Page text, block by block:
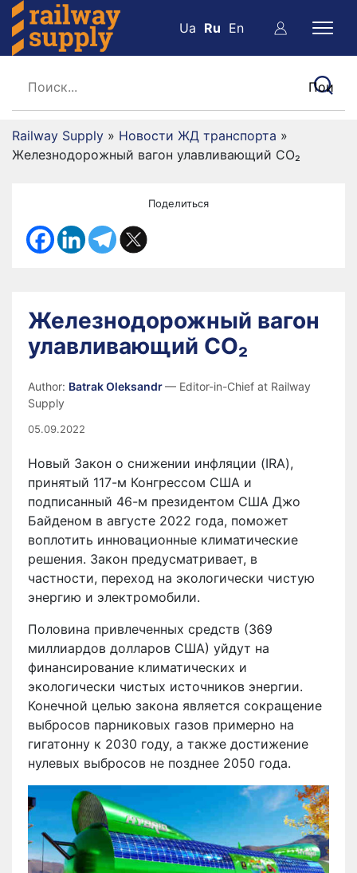
Ua Ru En
Railway Supply » Новости ЖД транспорта »
Железнодорожный вагон улавливающий CO₂
Поделиться
Железнодорожный вагон
улавливающий CO₂
Author: Batrak Oleksandr— Editor-in-Chief at Railway
Supply
05.09.2022
Новый Закон о снижении инфляции (IRA),
принятый 117-м Конгрессом США и
подписанный 46-м президентом США Джо
Байденом в августе 2022 года, поможет
воплотить инновационные климатические
решения. Закон предусматривает, в
частности, переход на экологически чистую
энергию и электромобили.
Половина привлеченных средств (369
миллиардов долларов США) уйдут на
финансирование климатических и
экологически чистых источников энергии.
Конечной целью закона является сокращение
выбросов парниковых газов примерно на
гигатонну к 2030 году, а также достижение
нулевых выбросов не позднее 2050 года.